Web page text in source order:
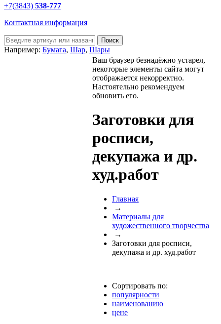
+7(3843) 538-777
Контактная информация
Например: Бумага, Шар, Шары
Ваш браузер безнадёжно устарел,
некоторые элементы сайта могут
отображается некорректно.
Настоятельно рекомендуем
обновить его.
Заготовки для
росписи,
декупажа и др.
худ.работ
Главная
→
Материалы для
художественного творчества
→
Заготовки для росписи,
декупажа и др. худ.работ
Сортировать по:
популярности
наименованию
цене